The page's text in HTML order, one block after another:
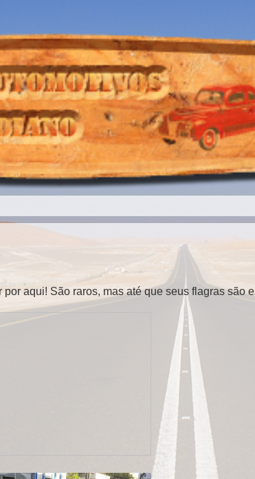
aqui! São raros, mas até que seus flagras são